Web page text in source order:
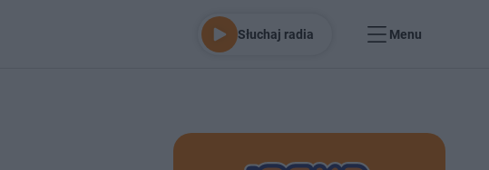
Słuchaj radia Menu